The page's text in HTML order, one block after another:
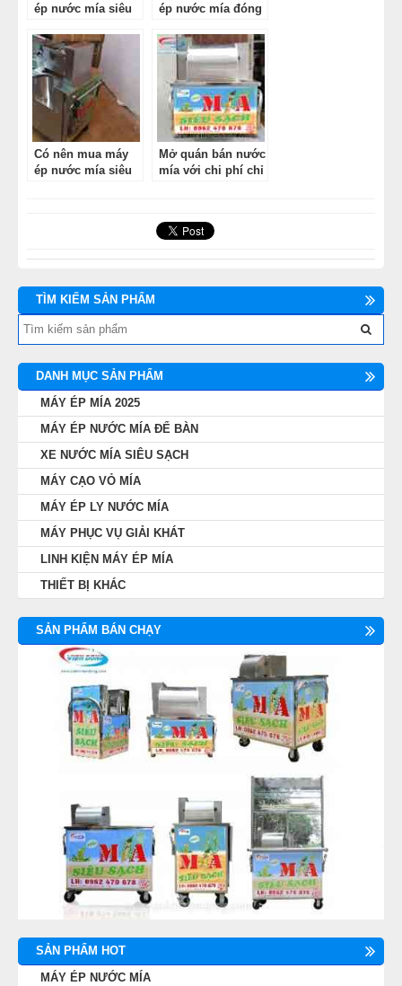
ép nước mía siêu
ép nước mía đóng
Có nên mua máy
ép nước mía siêu
Mở quán bán nước
mía với chi phí chỉ
TÌM KIẾM SẢN PHẨM
DANH MỤC SẢN PHẨM
MÁY ÉP MÍA 2025
MÁY ÉP NƯỚC MÍA ĐỂ BÀN
XE NƯỚC MÍA SIÊU SẠCH
MÁY CẠO VỎ MÍA
MÁY ÉP LY NƯỚC MÍA
MÁY PHỤC VỤ GIẢI KHÁT
LINH KIỆN MÁY ÉP MÍA
THIẾT BỊ KHÁC
SẢN PHẨM BÁN CHẠY
SẢN PHẨM HOT
MÁY ÉP NƯỚC MÍA